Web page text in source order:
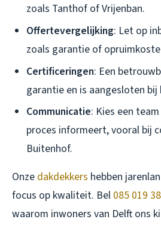
zoals Tanthof of Vrijenban.
Offertevergelijking: Let op
zoals garantie of
Certificeringen: Een
garantie en is aangesloten
Communicatie: Kies een
proces informeert, vooral bij
Buitenhof.
Onze dakdekkers hebben
focus op kwaliteit. Bel 085 019
waarom inwoners van Delft ons